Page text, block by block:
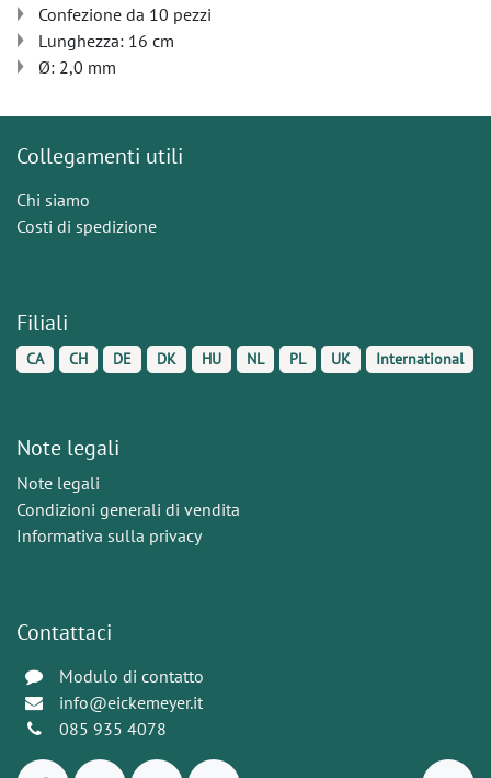
Confezione da 10 pezzi
Lunghezza: 16 cm
Ø: 2,0 mm
Collegamenti utili
Chi siamo
Costi di spedizione
Filiali
CA CH DE DK HU NL PL UK International
Note legali
Note legali
Condizioni generali di vendita
Informativa sulla privacy
Contattaci
Modulo di contatto
info@eickemeyer.it
085 935 4078